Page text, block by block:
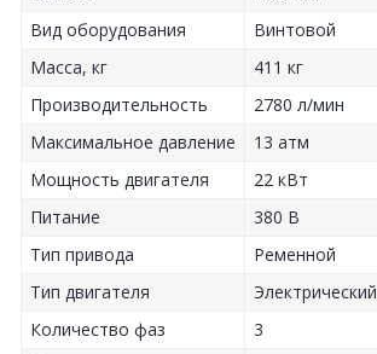
Вид оборудования
Винтовой
Масса, кг
411 кг
Производительность
2780 л/мин
Максимальное давление
13 атм
Мощность двигателя
22 кВт
Питание
380 В
Тип привода
Ременной
Тип двигателя
Электрический
Количество фаз
3